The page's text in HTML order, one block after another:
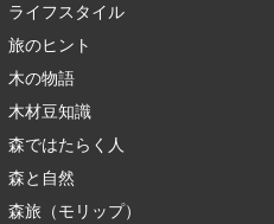
ライフスタイル
旅のヒント
木の物語
木材豆知識
森ではたらく人
森と自然
森旅（モリップ）